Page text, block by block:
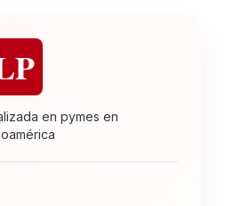
en pymes en